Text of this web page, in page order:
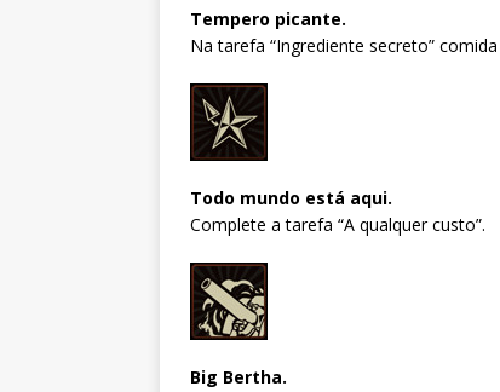
Tempero picante.
Na tarefa “Ingrediente secreto”
Todo mundo está aqui.
Complete a tarefa “A qualquer custo”.
Big Bertha.